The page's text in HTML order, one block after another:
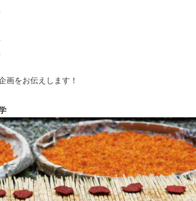
画をお伝えします！